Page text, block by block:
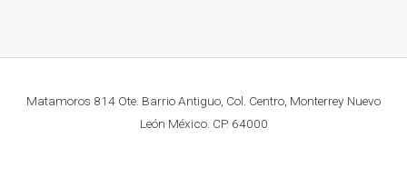
Matamoros 814 Ote. Barrio Antiguo, Col. Centro, Monterrey Nuevo
León México. CP. 64000